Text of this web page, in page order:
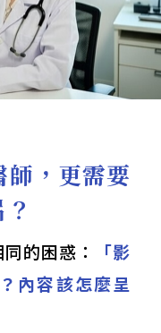
，更需要
的困惑：
「影
內容該怎麼呈